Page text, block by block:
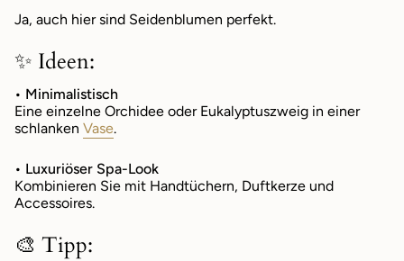
Ja, auch hier sind Seidenblumen perfekt.
✨ Ideen:
• Minimalistisch
Eine einzelne Orchidee oder Eukalyptuszweig in einer
schlanken Vase.
• Luxuriöser Spa-Look
Kombinieren Sie mit Handtüchern, Duftkerze und
Accessoires.
🎨 Tipp: